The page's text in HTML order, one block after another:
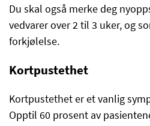
Du skal også merke deg
vedvarer over 2 til 3 uker, og
forkjølelse.
Kortpustethet
Kortpustethet er et vanlig
Opptil 60 prosent av